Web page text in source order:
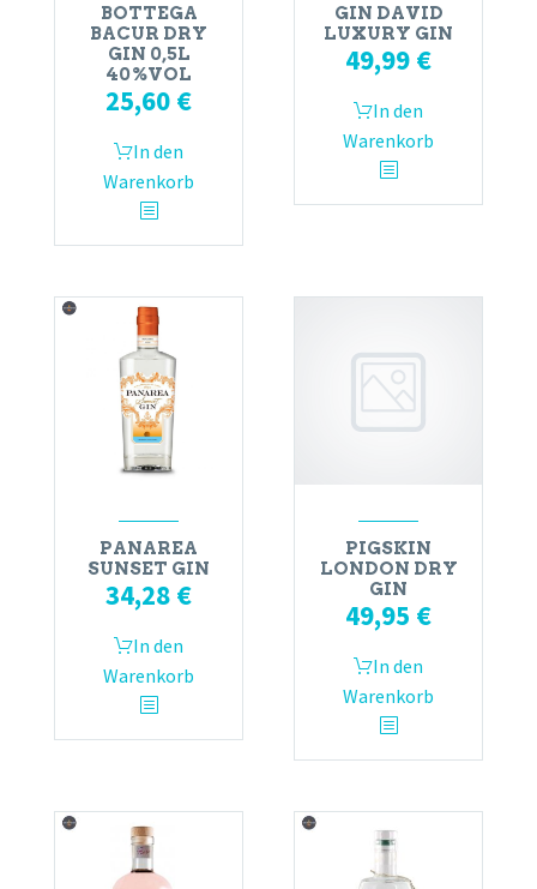
BOTTEGA
BACUR DRY
GIN 0,5L
40%VOL
25,60 €
In den
Warenkorb
GIN DAVID
LUXURY GIN
49,99 €
In den
Warenkorb
PANAREA
SUNSET GIN
34,28 €
In den
Warenkorb
PIGSKIN
LONDON DRY
GIN
49,95 €
In den
Warenkorb